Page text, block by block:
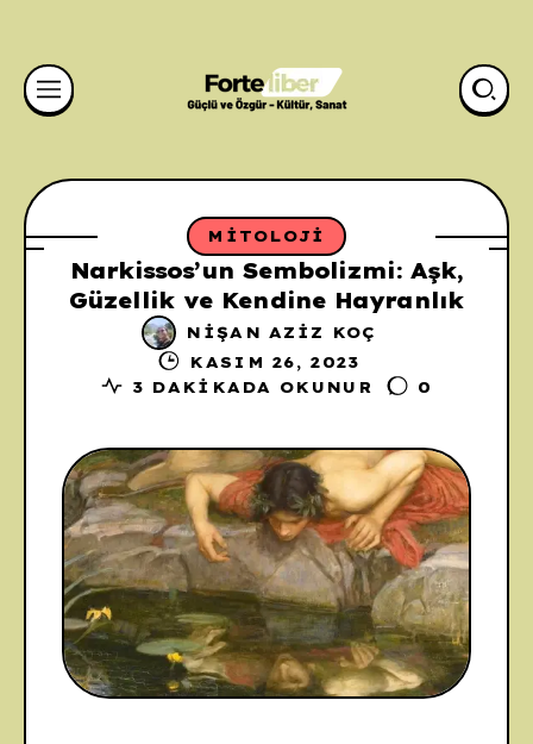
MITOLOJI
Narkissos’un Sembolizmi: Aşk,
Güzellik ve Kendine Hayranlık
NIŞAN AZIZ KOÇ
KASIM 26, 2023
3 DAKIKADA OKUNUR
0